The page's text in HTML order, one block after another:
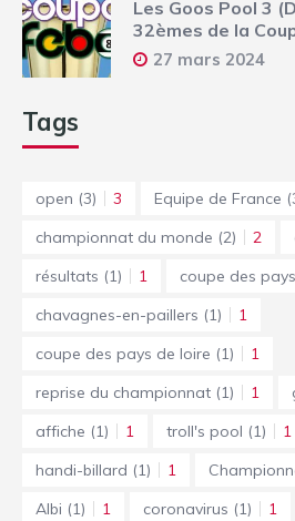
Les Goos Pool 3
32èmes de la
27 mars 2024
Tags
open (3) 3 Equipe de France
championnat du monde (2) 2
résultats (1) 1 coupe des
chavagnes-en-paillers (1)
1
coupe des pays de loire (1)
1
reprise du championnat (1) 1
affiche (1) 1 troll's pool (1) 1
handi-billard (1) 1
Albi (1) 1 coronavirus (1) 1